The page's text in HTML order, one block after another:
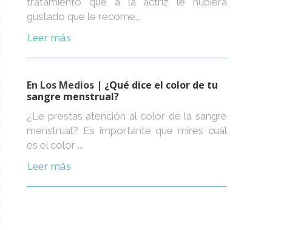
gustado que le recome...
Leer más
En Los Medios | ¿Qué dice el color de tu
sangre menstrual?
¿Le prestas atención al color de la sangre
menstrual? Es importante que mires cuál
es el color ...
Leer más